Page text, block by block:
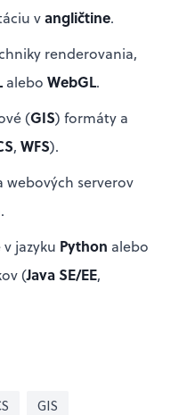
vangličtine.
renderovania,
alebo WebGL.
(GIS) formáty a
, WFS).
webových serverov
jazyku Python alebo
(Java SE/EE,
GIS